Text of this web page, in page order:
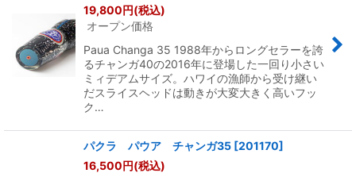
19,800円(税込)
オープン価格
Paua Changa 35 1988年からロングセラーを誇
るチャンガ40の2016年に登場した一回り小さい
ミィデアムサイズ。ハワイの漁師から受け継い
だスライスヘッドは動きが大変大きく高いフッ
ク…
パクラ パウア チャンガ35 [201170]
16,500円(税込)